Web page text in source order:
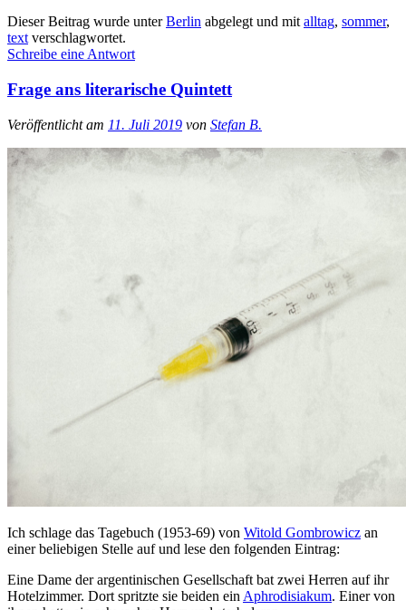
Dieser Beitrag wurde unterBerlin abgelegt und mit alltag, sommer,
text verschlagwortet.
Schreibe eine Antwort
Frage ans literarische Quintett
Veröffentlicht am 11. Juli 2019 von Stefan B.
Ich schlage das Tagebuch (1953-69) von Witold Gombrowicz an
einer beliebigen Stelle auf und lese den folgenden Eintrag:
Eine Dame der argentinischen Gesellschaft bat zwei Herren auf ihr
Hotelzimmer. Dort spritzte sie beiden ein Aphrodisiakum. Einer von